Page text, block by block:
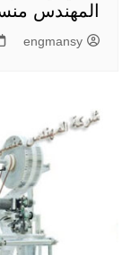
المهندس
engmansy